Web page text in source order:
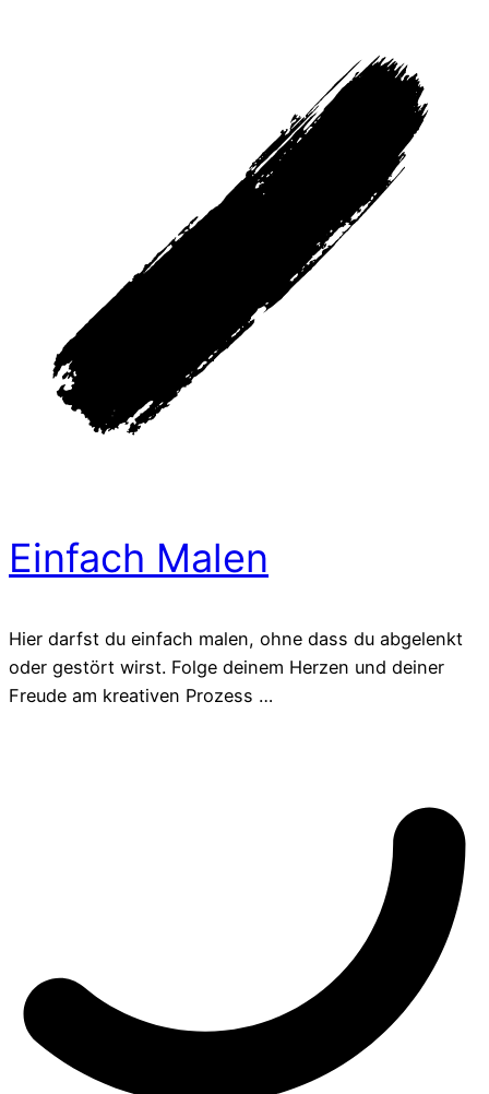
Einfach Malen
Hier darfst du einfach malen, ohne dass du abgelenkt
oder gestört wirst. Folge deinem Herzen und deiner
Freude am kreativen Prozess …